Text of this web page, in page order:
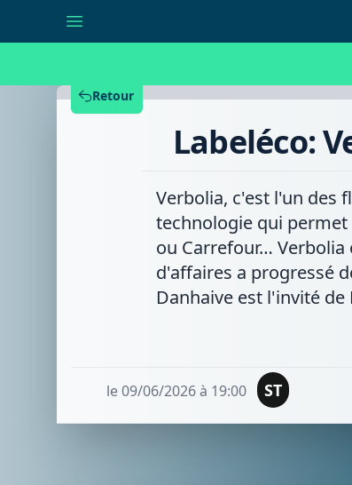
Retour
Labeléco:
Verbolia, c'est l'un des
technologie qui permet
ou Carrefour… Verbolia
d'affaires a progressé
Danhaive est l'invité de
le 09/06/2026 à 19:00 ST